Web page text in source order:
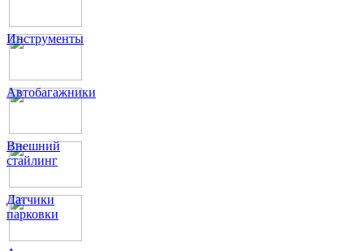
Инструменты
Автобагажники
Внешний
стайлинг
Датчики
парковки